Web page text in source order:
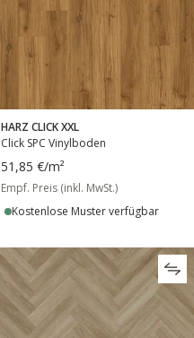
HARZ CLICK XXL
Click SPC Vinylboden
51,85 €/m²
Empf. Preis (inkl. MwSt.)
Kostenlose Muster verfügbar